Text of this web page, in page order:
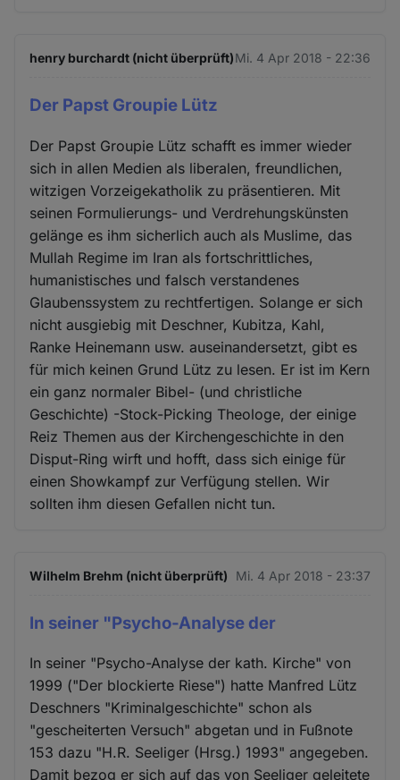
henry burchardt (nicht überprüft)Mi. 4 Apr 2018 - 22:36
Der Papst Groupie Lütz
Der Papst Groupie Lütz schafft es immer wieder
sich in allen Medien als liberalen, freundlichen,
witzigen Vorzeigekatholik zu präsentieren. Mit
seinen Formulierungs- und Verdrehungskünsten
gelänge es ihm sicherlich auch als Muslime, das
Mullah Regime im Iran als fortschrittliches,
humanistisches und falsch verstandenes
Glaubenssystem zu rechtfertigen. Solange er sich
nicht ausgiebig mit Deschner, Kubitza, Kahl,
Ranke Heinemann usw. auseinandersetzt, gibt es
für mich keinen Grund Lütz zu lesen. Er ist im Kern
ein ganz normaler Bibel- (und christliche
Geschichte) -Stock-Picking Theologe, der einige
Reiz Themen aus der Kirchengeschichte in den
Disput-Ring wirft und hofft, dass sich einige für
einen Showkampf zur Verfügung stellen. Wir
sollten ihm diesen Gefallen nicht tun.
Wilhelm Brehm (nicht überprüft) Mi. 4 Apr 2018 - 23:37
In seiner "Psycho-Analyse der
In seiner "Psycho-Analyse der kath. Kirche" von
1999 ("Der blockierte Riese") hatte Manfred Lütz
Deschners "Kriminalgeschichte" schon als
"gescheiterten Versuch" abgetan und in Fußnote
153 dazu "H.R. Seeliger (Hrsg.) 1993" angegeben.
Damit bezog er sich auf das von Seeliger geleitete